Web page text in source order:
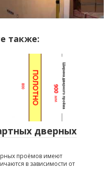
также:
дверных
проёмов имеют
в зависимости от